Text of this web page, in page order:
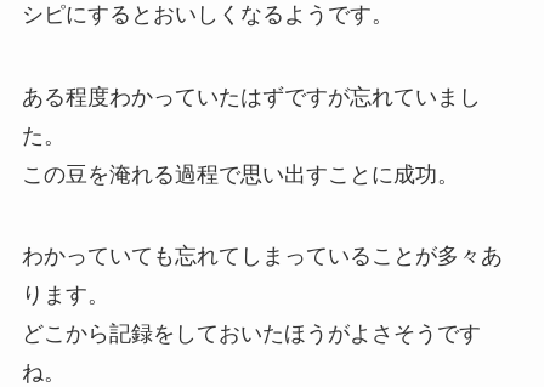
シピにするとおいしくなるようです。
ある程度わかっていたはずですが忘れていまし
た。
この豆を淹れる過程で思い出すことに成功。
わかっていても忘れてしまっていることが多々あ
ります。
どこから記録をしておいたほうがよさそうです
ね。